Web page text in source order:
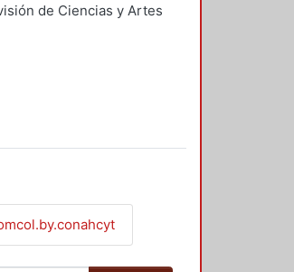
de Ciencias y Artes